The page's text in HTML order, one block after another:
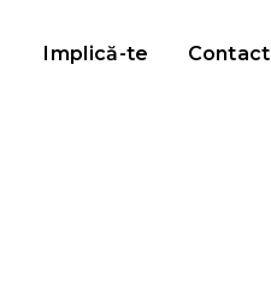
Implică-te Contact